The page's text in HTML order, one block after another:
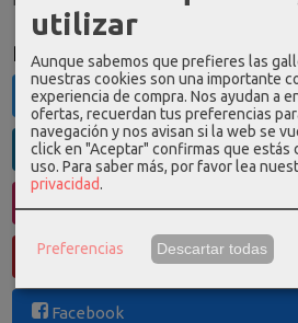
Redes Sociales
Twitter
Linkedin
Instagram
Pinterest
Facebook
utilizar
Aunque sabemos que prefieres las
nuestras cookies son una importante
experiencia de compra. Nos ayudan a
ofertas, recuerdan tus preferencias
navegación y nos avisan si la web se
click en "Aceptar" confirmas que estás
uso. Para saber más, por favor lea
privacidad.
Preferencias Descartar todas